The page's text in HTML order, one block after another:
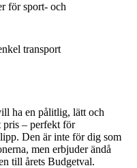
för sport- och
transport
ha en pålitlig, lätt och
– perfekt för
Den är inte för dig som
men erbjuder ändå
till årets Budgetval.